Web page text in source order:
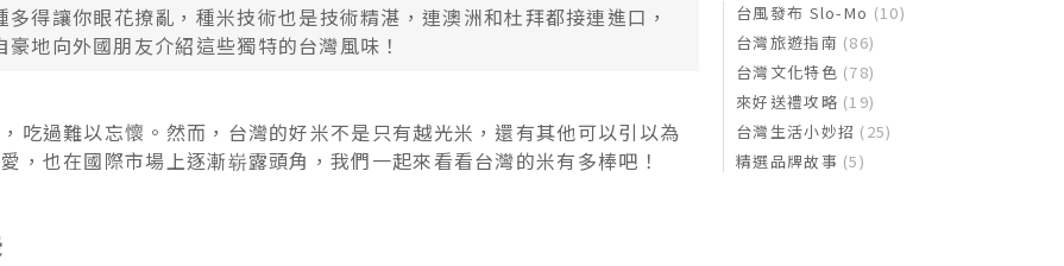
多得讓你眼花撩亂，種米技術也是技術精湛，連澳洲和杜拜都接連進口，
地向外國朋友介紹這些獨特的台灣風味！
吃過難以忘懷。然而，台灣的好米不是只有越光米，還有其他可以引以為
，也在國際市場上逐漸崭露頭角，我們一起來看看台灣的米有多棒吧！
台風發布 Slo-Mo (10)
台灣旅遊指南 (86)
台灣文化特色 (78)
來好送禮攻略 (19)
台灣生活小妙招 (25)
精選品牌故事 (5)